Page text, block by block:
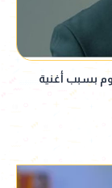
بسبب أغنية